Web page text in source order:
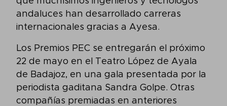
andaluces han desarrollado carreras
internacionales gracias a Ayesa.
Los Premios PEC se entregarán el próximo
22 de mayo en el Teatro López de Ayala
de Badajoz, en una gala presentada por la
periodista gaditana Sandra Golpe. Otras
compañías premiadas en anteriores